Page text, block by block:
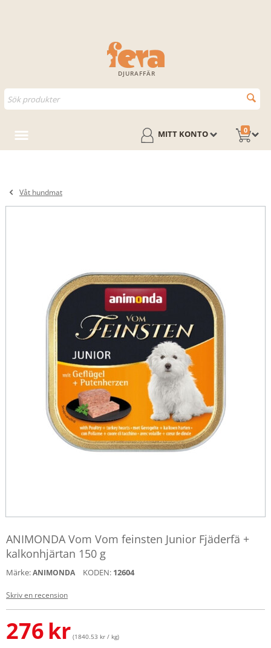
DJURAFFÄR
0
MITT KONTO
Våt hundmat
ANIMONDA Vom Vom feinsten Junior Fjäderfä +
kalkonhjärtan 150 g
Märke:ANIMONDA KODEN: 12604
Skriv en recension
276kr (1840.53 kr / kg)